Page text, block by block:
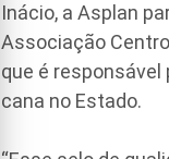
Inácio, a Asplan
Associação
que é responsável
cana no Estado.